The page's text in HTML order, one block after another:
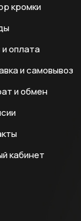
кромки
и оплата
и самовывоз
и обмен
кабинет